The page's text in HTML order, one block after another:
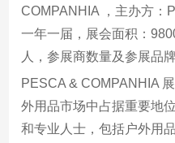
COMPANHIA ，主办方：
一年一届，展会面积：
人，参展商数量及参展品
PESCA & COMPANHIA
外用品市场中占据重要地
和专业人士，包括户外用